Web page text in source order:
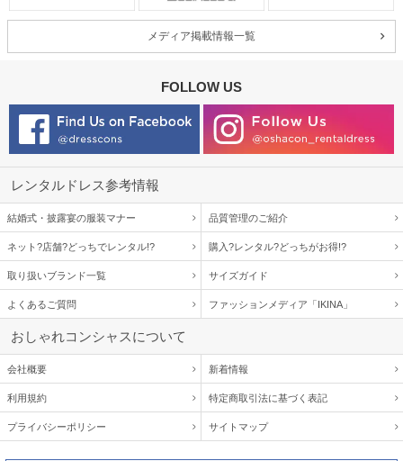
メディア掲載情報一覧
FOLLOW US
レンタルドレス参考情報
結婚式・披露宴の服装マナー 品質管理のご紹介
ネット?店舗?どっちでレンタル!? 購入?レンタル?どっちがお得!?
取り扱いブランド一覧 サイズガイド
よくあるご質問 ファッションメディア「IKINA」
おしゃれコンシャスについて
会社概要 新着情報
利用規約 特定商取引法に基づく表記
プライバシーポリシー サイトマップ